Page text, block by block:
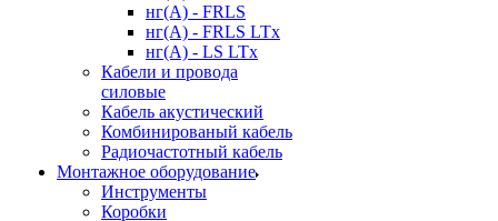
нг(А) - FRLS
нг(А) - FRLS LTx
нг(А) - LS LTx
Кабели и провода
силовые
Кабель акустический
Комбинированый кабель
Радиочастотный кабель
Монтажное оборудование
Инструменты
Коробки